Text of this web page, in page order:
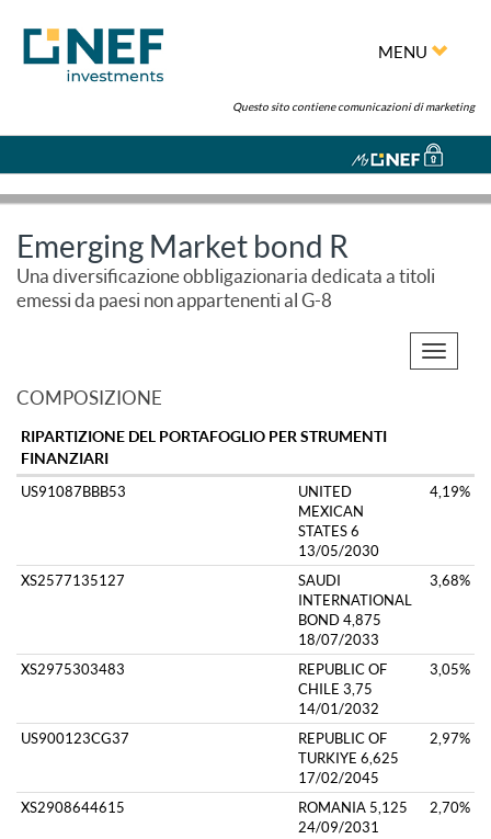
MENU
Questo sito contiene comunicazioni di marketing
Emerging Market bond R
Una diversificazione obbligazionaria dedicata a titoli
emessi da paesi non appartenenti al G-8
Toggle
COMPOSIZIONE